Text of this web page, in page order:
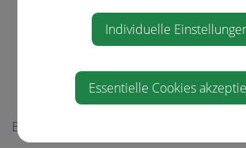
Über die Gemeinde
Bürgerservice
Individuelle
Essentielle Cookies